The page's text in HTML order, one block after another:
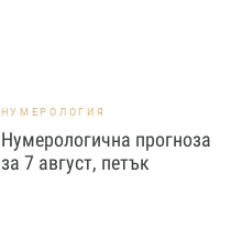
НУМЕРОЛОГИЯ
Нумерологична прогноза
за 7 август, петък